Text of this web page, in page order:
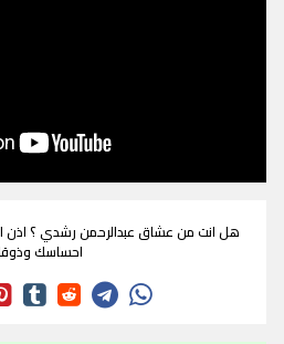
هل انت من عشاق عبدالرحمن رشدي ؟ اذن
احساسك